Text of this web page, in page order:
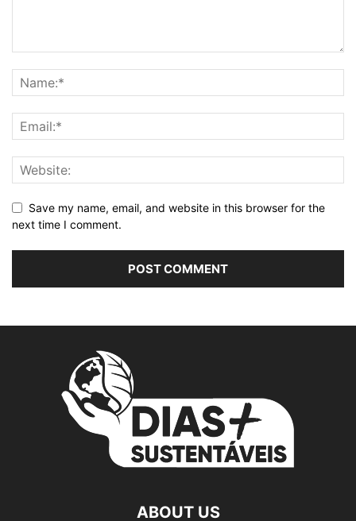
Save my name, email, and website in this browser for the
next time I comment.
ABOUT US